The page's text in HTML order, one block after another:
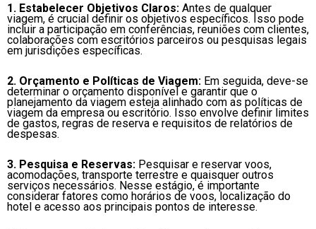
1. Estabelecer Objetivos Claros: Antes de qualquer
viagem, é crucial definir os objetivos específicos. Isso pode
incluir a participação em conferências, reuniões com clientes,
colaborações com escritórios parceiros ou pesquisas legais
em jurisdições específicas.
2. Orçamento e Políticas de Viagem: Em seguida, deve-se
determinar o orçamento disponível e garantir que o
planejamento da viagem esteja alinhado com as políticas de
viagem da empresa ou escritório. Isso envolve definir limites
de gastos, regras de reserva e requisitos de relatórios de
despesas.
3. Pesquisa e Reservas: Pesquisar e reservar voos,
acomodações, transporte terrestre e quaisquer outros
serviços necessários. Nesse estágio, é importante
considerar fatores como horários de voos, localização do
hotel e acesso aos principais pontos de interesse.